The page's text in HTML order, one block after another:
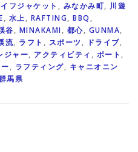
フジャケット , みなかみ町, 川遊
, 水上, RAFTING, BBQ ,
谷, MINAKAMI, 都心, GUNMA,
流, ラフト , スポーツ, ドライブ,
ジャー, アクティビティ , ボート ,
, ラフティング, キャニオニン
馬県